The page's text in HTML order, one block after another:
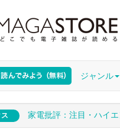
ジャンル
ス 家電批評：注目・ハイ